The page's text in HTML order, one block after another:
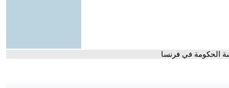
الحكومة في فرنسا